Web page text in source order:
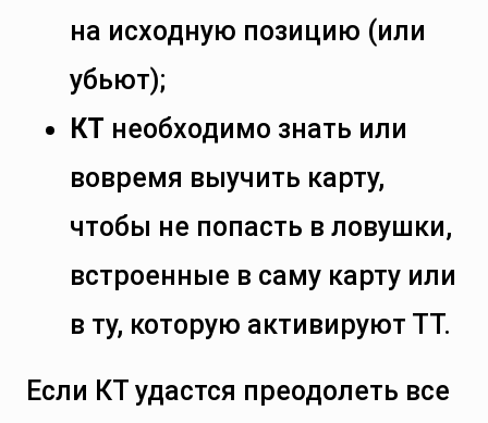
на исходную позицию (или
убьют);
КТ необходимо знать или
вовремя выучить карту,
чтобы не попасть в ловушки,
встроенные в саму карту или
в ту, которую активируют ТТ.
Если КТ удастся преодолеть все